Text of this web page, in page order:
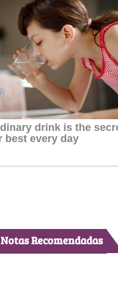
Notas Recomendadas